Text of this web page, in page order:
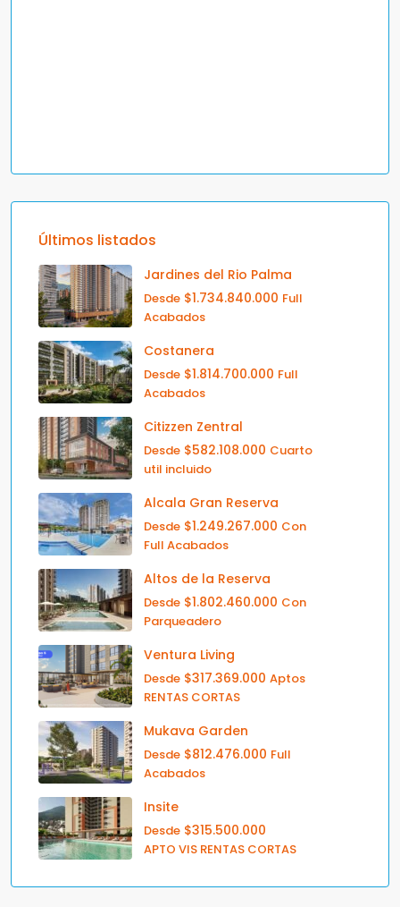
Últimos listados
Jardines del Rio Palma
Desde $1.734.840.000 Full
Acabados
Costanera
Desde $1.814.700.000 Full
Acabados
Citizzen Zentral
Desde $582.108.000 Cuarto
util incluido
Alcala Gran Reserva
Desde $1.249.267.000 Con
Full Acabados
Altos de la Reserva
Desde $1.802.460.000 Con
Parqueadero
Ventura Living
Desde $317.369.000 Aptos
RENTAS CORTAS
Mukava Garden
Desde $812.476.000 Full
Acabados
Insite
Desde $315.500.000
APTO VIS RENTAS CORTAS